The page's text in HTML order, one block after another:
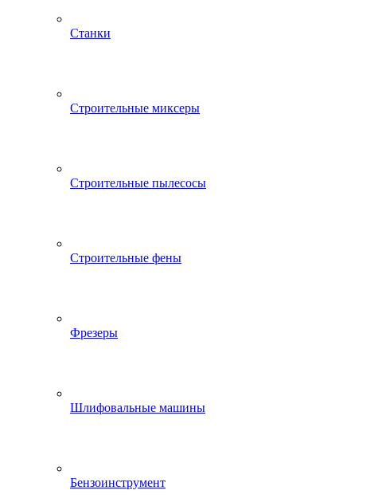
Станки
Строительные миксеры
Строительные пылесосы
Строительные фены
Фрезеры
Шлифовальные машины
Бензоинструмент